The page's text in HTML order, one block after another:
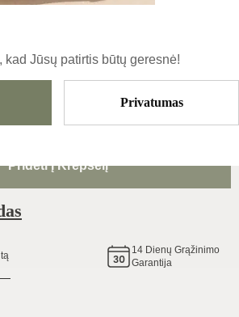
kad Jūsų patirtis būtų geresnė!
Privatumas
Pridėti Į Krepšelį
14 Dienų Grąžinimo
Garantija